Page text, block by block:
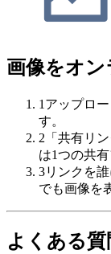
画像をオ
1 アップロ
す。
2 「共有リ
は1つの共
3リンクを
でも画像を
よくある質